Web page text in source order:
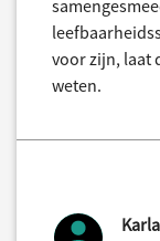
voor zijn, laat
weten.